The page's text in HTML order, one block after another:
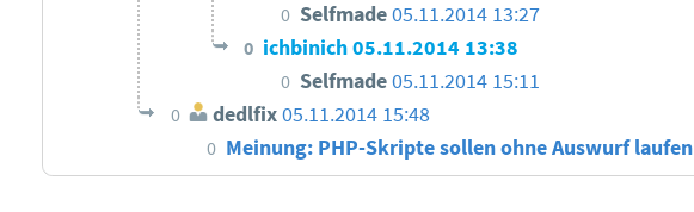
0 Selfmade05.11.2014 13:27
0 ichbinich05.11.2014 13:38
0 Selfmade05.11.2014 15:11
0 dedlfix05.11.2014 15:48
0 Meinung: PHP-Skripte sollen ohne Auswurf laufen